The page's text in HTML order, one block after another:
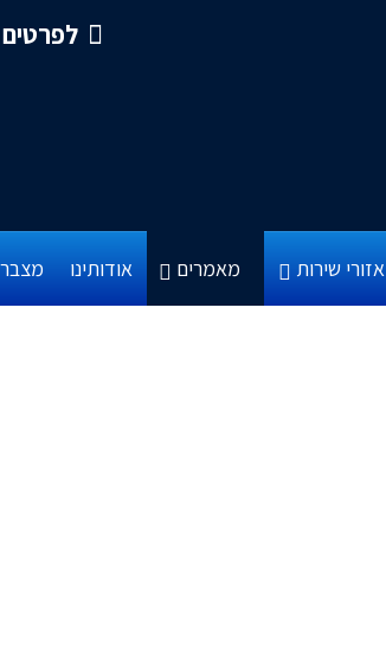
לפרטים
אזורי שירות מאמרים אודותינו